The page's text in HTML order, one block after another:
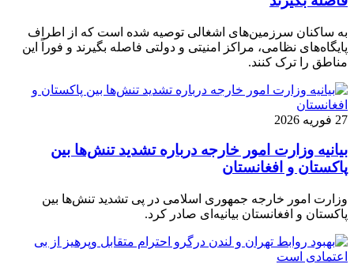
به ساکنان سرزمین‌های اشغالی توصیه شده است که از اطراف
پایگاه‌های نظامی، مراکز امنیتی و دولتی فاصله بگیرند و فوراً این
مناطق را ترک کنند.
27 فوریه 2026
بیانیه وزارت امور خارجه درباره تشدید تنش‌ها بین
پاکستان و افغانستان
وزارت امور خارجه جمهوری اسلامی در پی تشدید تنش‌ها بین
پاکستان و افغانستان بیانیه‌ای صادر کرد.